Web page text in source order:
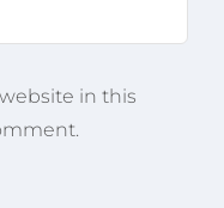
in this